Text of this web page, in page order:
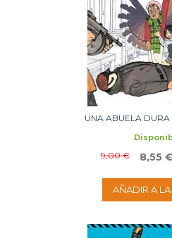
UNA ABUELA
9,00 € 8,55 €
AÑADIR A